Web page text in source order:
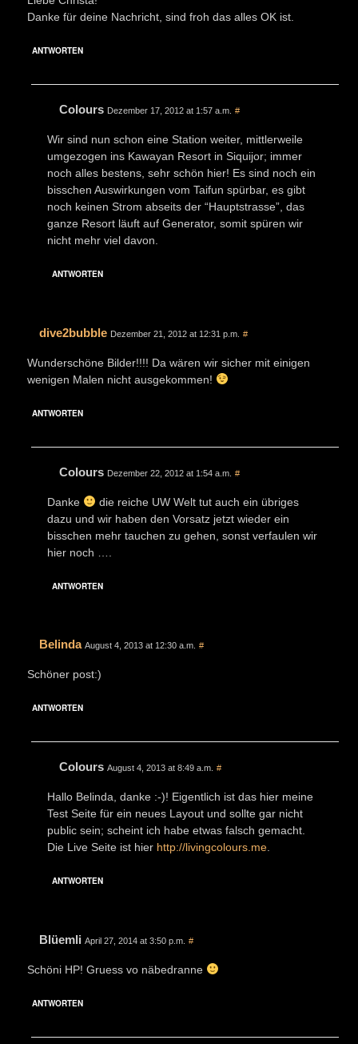
Danke für deine Nachricht, sind froh das alles OK ist.
ANTWORTEN
Colours Dezember 17, 2012 at 1:57 a.m. #
Wir sind nun schon eine Station weiter, mittlerweile
umgezogen ins Kawayan Resort in Siquijor; immer
noch alles bestens, sehr schön hier! Es sind noch ein
bisschen Auswirkungen vom Taifun spürbar, es gibt
noch keinen Strom abseits der “Hauptstrasse”, das
ganze Resort läuft auf Generator, somit spüren wir
nicht mehr viel davon.
ANTWORTEN
dive2bubble Dezember 21, 2012 at 12:31 p.m. #
Wunderschöne Bilder!!!! Da wären wir sicher mit einigen
wenigen Malen nicht ausgekommen!
ANTWORTEN
Colours Dezember 22, 2012 at 1:54 a.m. #
Danke
die reiche UW Welt tut auch ein übriges
dazu und wir haben den Vorsatz jetzt wieder ein
bisschen mehr tauchen zu gehen, sonst verfaulen wir
hier noch ….
ANTWORTEN
Belinda August 4, 2013 at 12:30 a.m. #
Schöner post:)
ANTWORTEN
Colours August 4, 2013 at 8:49 a.m. #
Hallo Belinda, danke :-)! Eigentlich ist das hier meine
Test Seite für ein neues Layout und sollte gar nicht
public sein; scheint ich habe etwas falsch gemacht.
Die Live Seite ist hier http://livingcolours.me
ANTWORTEN
Blüemli April 27, 2014 at 3:50 p.m. #
Schöni HP! Gruess vo näbedranne
ANTWORTEN